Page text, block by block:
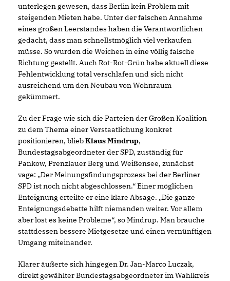
unterlegen gewesen, dass Berlin kein Problem mit
steigenden Mieten habe. Unter der falschen Annahme
eines großen Leerstandes haben die Verantwortlichen
gedacht, dass man schnellstmöglich viel verkaufen
müsse. So wurden die Weichen in eine völlig falsche
Richtung gestellt. Auch Rot-Rot-Grün habe aktuell diese
Fehlentwicklung total verschlafen und sich nicht
ausreichend um den Neubau von Wohnraum
gekümmert.
Zu der Frage wie sich die Parteien der Großen Koalition
zu dem Thema einer Verstaatlichung konkret
positionieren, bliebKlaus Mindrup,
Bundestagsabgeordneter der SPD, zuständig für
Pankow, Prenzlauer Berg und Weißensee, zunächst
vage: „Der Meinungsfindungsprozess bei der Berliner
SPD ist noch nicht abgeschlossen.“ Einer möglichen
Enteignung erteilte er eine klare Absage. „Die ganze
Enteignungsdebatte hilft niemanden weiter. Vor allem
aber löst es keine Probleme“, so Mindrup. Man brauche
stattdessen bessere Mietgesetze und einen vernünftigen
Umgang miteinander.
Klarer äußerte sich hingegen Dr. Jan-Marco Luczak,
direkt gewählter Bundestagsabgeordneter im Wahlkreis